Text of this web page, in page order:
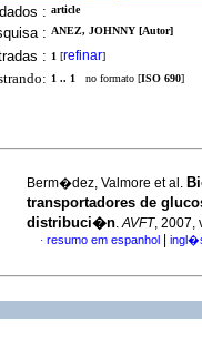
: article
: ANEZ, JOHNNY [Autor]
: 1 [refinar]
1 .. 1 no formato [ISO 690]
Berm�dez, Valmore et al.
transportadores de
distribuci�n.AVFT, 2007,
· resumo em espanhol